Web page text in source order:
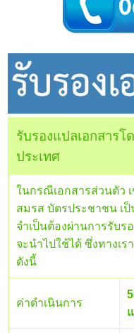
รับรองแปลเอกสารโ
ประเทศ
ในกรณีเอกสารส่วนตัว
สมรส บัตรประชาชน เ
จำเป็นต้องผ่านการรับร
จะนำไปใช้ได้ ซึ่งทางเ
ดังนี้
ค่าดำเนินการ